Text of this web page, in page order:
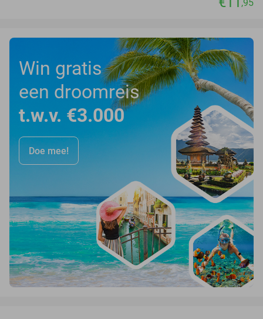
,95
Win gratis
een droomreis
t.w.v. €3.000
Doe mee!